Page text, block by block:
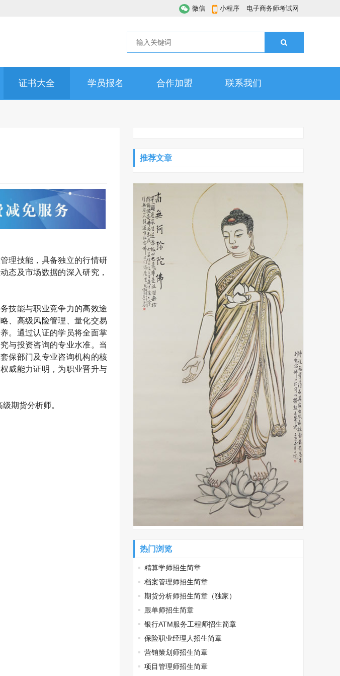
微信 小程序 电子商务师考试网
证书大全 学员报名 合作加盟 联系我们
理技能，具备独立的行情研
态及市场数据的深入研究，
技能与职业竞争力的高效途
、高级风险管理、量化交易
。通过认证的学员将全面掌
与投资咨询的专业水准。当
保部门及专业咨询机构的核
威能力证明，为职业晋升与
期货分析师。
推荐文章
热门浏览
精算学师招生简章
档案管理师招生简章
期货分析师招生简章（独家）
跟单师招生简章
银行ATM服务工程师招生简章
保险职业经理人招生简章
营销策划师招生简章
项目管理师招生简章